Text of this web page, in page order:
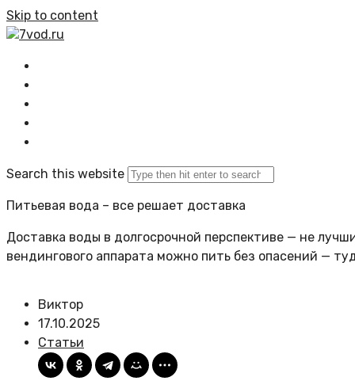
Skip to content
7vod.ru
Search this website
Питьевая вода – все решает доставка
Доставка воды в долгосрочной перспективе — не
вендингового аппарата можно пить без опасений —
Виктор
17.10.2025
Статьи